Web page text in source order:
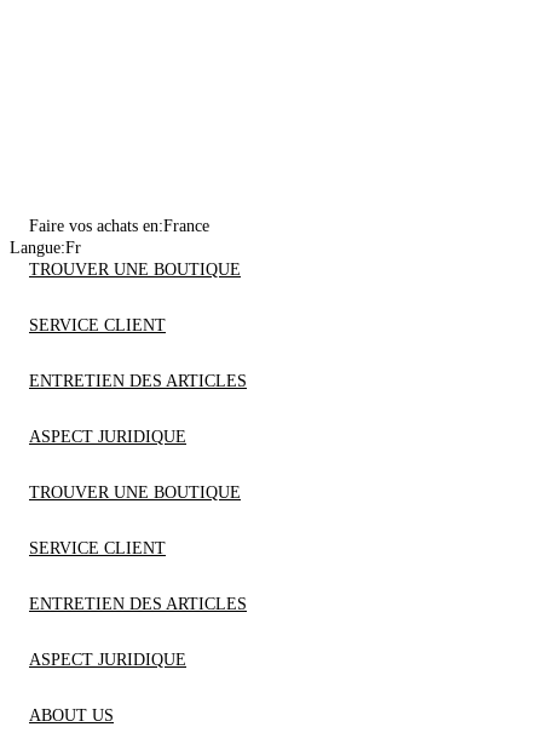
Faire vos achats en:France
Langue:Fr
TROUVER UNE BOUTIQUE
SERVICE CLIENT
ENTRETIEN DES ARTICLES
ASPECT JURIDIQUE
TROUVER UNE BOUTIQUE
SERVICE CLIENT
ENTRETIEN DES ARTICLES
ASPECT JURIDIQUE
ABOUT US